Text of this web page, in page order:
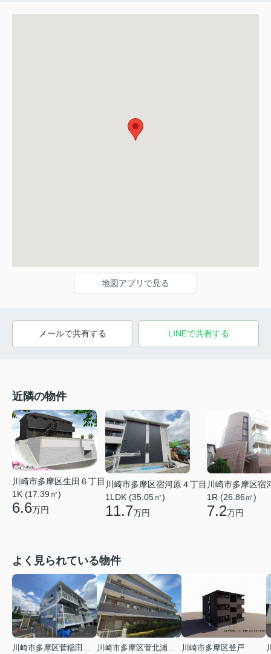
地図アプリで見る
メールで共有する LINEで共有する
近隣の物件
川崎市多摩区生田６丁目
1K (17.39㎡)
6.6万円
川崎市多摩区宿河原４丁目
1LDK (35.05㎡)
11.7万円
川崎市多摩区宿
1R (26.86㎡)
7.2万円
よく見られている物件
川崎市多摩区菅稲田堤２丁目
川崎市多摩区菅北浦２丁目
川崎市多摩区登戸